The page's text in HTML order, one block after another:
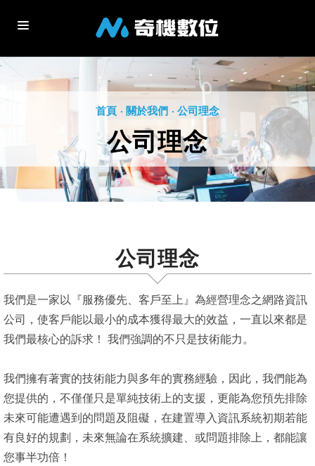
關於我們
最新消息
客戶案例
首頁 關於我們 公司理念
公司理念
公司理念
我們是一家以『服務優先、客戶至上』為經營理念之網路資訊
公司，使客戶能以最小的成本獲得最大的效益，一直以來都是
我們最核心的訴求！ 我們強調的不只是技術能力。
我們擁有著實的技術能力與多年的實務經驗，因此，我們能為
您提供的，不僅僅只是單純技術上的支援，更能為您預先排除
未來可能遭遇到的問題及阻礙，在建置導入資訊系統初期若能
有良好的規劃，未來無論在系統擴建、或問題排除上，都能讓
您事半功倍！